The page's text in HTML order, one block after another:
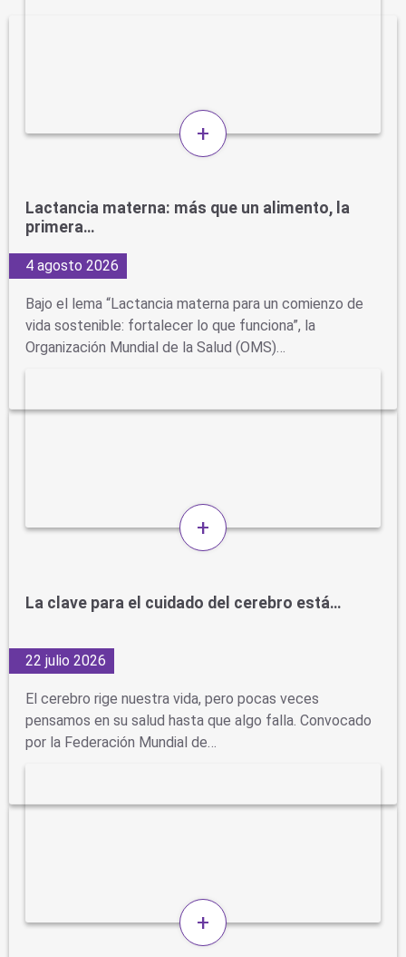
+
Lactancia materna: más que un alimento, la
primera…
4 agosto 2026
Bajo el lema “Lactancia materna para un comienzo de
vida sostenible: fortalecer lo que funciona”, la
Organización Mundial de la Salud (OMS)…
+
La clave para el cuidado del cerebro está…
22 julio 2026
El cerebro rige nuestra vida, pero pocas veces
pensamos en su salud hasta que algo falla. Convocado
por la Federación Mundial de…
+